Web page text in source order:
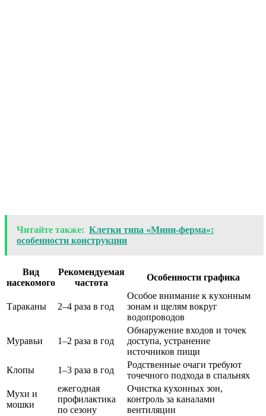
Читайте также: Клетки типа «Мини‑ферма»:
особенности конструкции
Вид
насекомого
Рекомендуемая
частота
Особенности графика
Тараканы 2–4 раза в год
Особое внимание к кухонным
зонам и щелям вокруг
водопроводов
Муравьи 1–2 раза в год
Обнаружение входов и точек
доступа, устранение
источников пищи
Клопы
1–3 раза в год
Родственные очаги требуют
точечного подхода в спальнях
Мухи и
мошки
ежегодная
профилактика
по сезону
Очистка кухонных зон,
контроль за каналами
вентиляции